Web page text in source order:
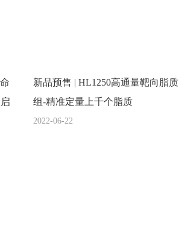
新品预售 | HL1250高通量靶向脂质
组-精准定量上千个脂质
2022-06-22